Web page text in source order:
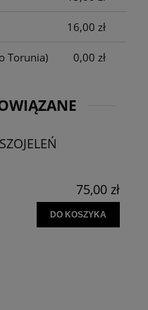
16,00 zł
Torunia) 0,00 zł
75,00 zł
DO KOSZYKA